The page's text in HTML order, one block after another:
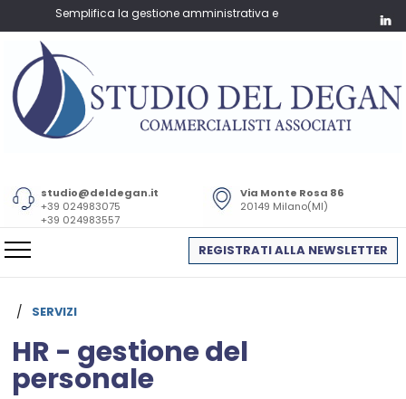
Semplifica la gestione amministrativa e fiscale della tua azienda
Via Monte Rosa 86
20149 Milano(MI)
studio@deldegan.it
+39 024983075
+39 024983557
REGISTRATI ALLA NEWSLETTER
/ SERVIZI
HR - gestione del
personale